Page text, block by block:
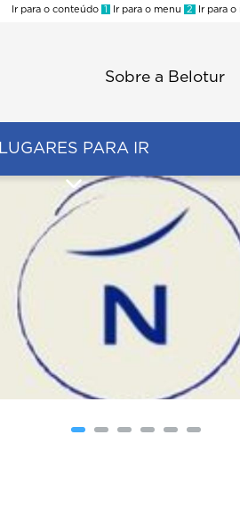
Ir para o conteúdo 1 Ir para o menu 2 Ir para o
Sobre a Belotur
LUGARES PARA IR